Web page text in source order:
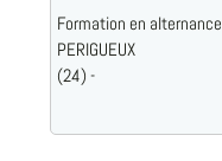
Formation en alternance
PERIGUEUX
(24) -